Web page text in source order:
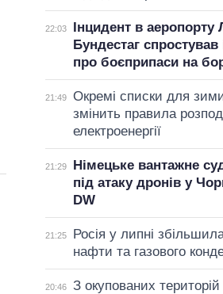
22:03
Інцидент в аеропорту
Бундестаг
про боєприпаси на
21:49
Окремі списки для
змінить правила
електроенергії
21:29
Німецьке вантажне
під атаку дронів у
DW
21:25
Росія у липні
нафти та газового
20:46
З окупованих